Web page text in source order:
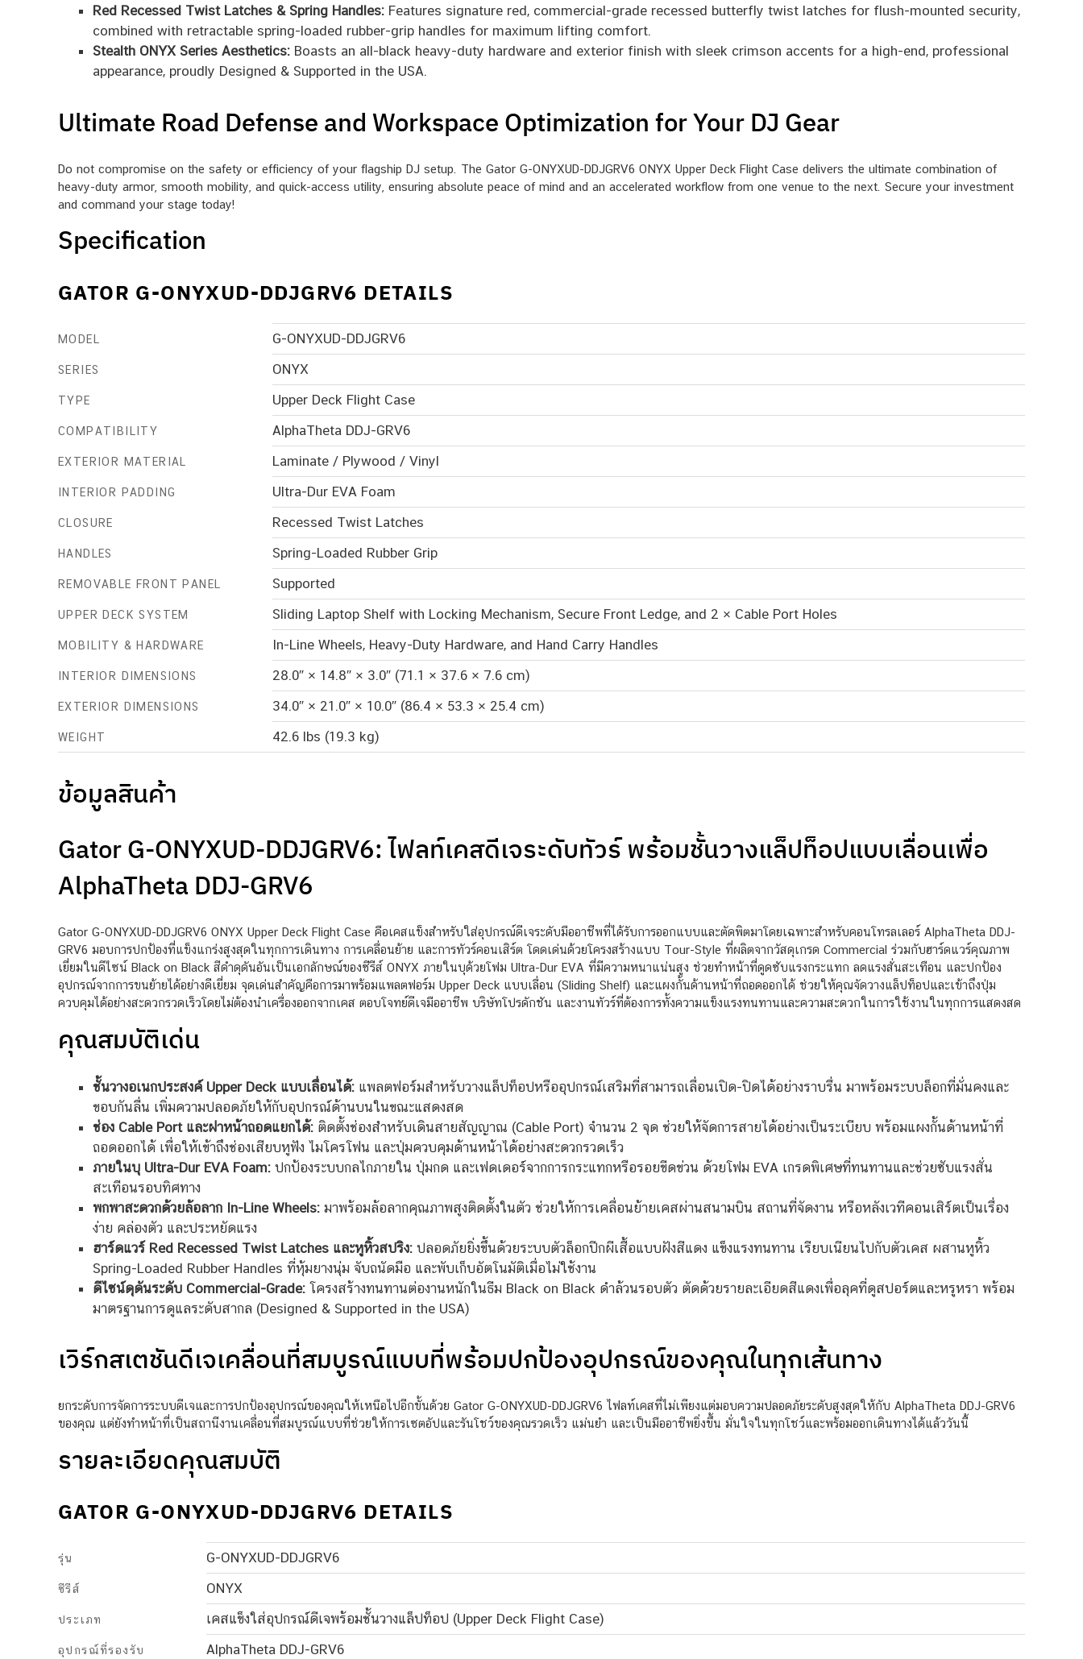
Red Recessed Twist Latches & Spring Handles:Features signature red, commercial-grade recessed butterfly twist latches for flush-mounted security,
combined with retractable spring-loaded rubber-grip handles for maximum lifting comfort.
Stealth ONYX Series Aesthetics:Boasts an all-black heavy-duty hardware and exterior finish with sleek crimson accents for a high-end, professional
appearance, proudly Designed & Supported in the USA.
Ultimate Road Defense and Workspace Optimization for Your DJ Gear
Do not compromise on the safety or efficiency of your flagship DJ setup. The Gator G-ONYXUD-DDJGRV6 ONYX Upper Deck Flight Case delivers the ultimate combination of
heavy-duty armor, smooth mobility, and quick-access utility, ensuring absolute peace of mind and an accelerated workflow from one venue to the next. Secure your investment
and command your stage today!
Specification
GATOR G-ONYXUD-DDJGRV6 DETAILS
MODEL G-ONYXUD-DDJGRV6
SERIES ONYX
TYPE Upper Deck Flight Case
COMPATIBILITY AlphaTheta DDJ-GRV6
EXTERIOR MATERIAL Laminate / Plywood / Vinyl
INTERIOR PADDING Ultra-Dur EVA Foam
CLOSURE Recessed Twist Latches
HANDLES Spring-Loaded Rubber Grip
REMOVABLE FRONT PANEL Supported
UPPER DECK SYSTEM Sliding Laptop Shelf with Locking Mechanism, Secure Front Ledge, and 2 × Cable Port Holes
MOBILITY & HARDWARE In-Line Wheels, Heavy-Duty Hardware, and Hand Carry Handles
INTERIOR DIMENSIONS 28.0″ × 14.8″ × 3.0″ (71.1 × 37.6 × 7.6 cm)
EXTERIOR DIMENSIONS 34.0″ × 21.0″ × 10.0″ (86.4 × 53.3 × 25.4 cm)
WEIGHT 42.6 lbs (19.3 kg)
ข้อมูลสินค้า
Gator G-ONYXUD-DDJGRV6: ไฟลท์เคสดีเจระดับทัวร์ พร้อมชั้นวางแล็ปท็อปแบบเลื่อนเพื่อ
AlphaTheta DDJ-GRV6
Gator G-ONYXUD-DDJGRV6 ONYX Upper Deck Flight Case คือเคสแข็งสำหรับใส่อุปกรณ์ดีเจระดับมืออาชีพที่ได้รับการออกแบบและตัดพิตมาโดยเฉพาะสำหรับคอนโทรลเลอร์ AlphaTheta DDJ-
GRV6 มอบการปกป้องที่แข็งแกร่งสูงสุดในทุกการเดินทาง การเคลื่อนย้าย และการทัวร์คอนเสิร์ต โดดเด่นด้วยโครงสร้างแบบ Tour-Style ที่ผลิตจากวัสดุเกรด Commercial ร่วมกับฮาร์ดแวร์คุณภาพ
เยี่ยมในดีไซน์ Black on Black สีดำดุดันอันเป็นเอกลักษณ์ของซีรีส์ ONYX ภายในบุด้วยโฟม Ultra-Dur EVA ที่มีความหนาแน่นสูง ช่วยทำหน้าที่ดูดซับแรงกระแทก ลดแรงสั่นสะเทือน และปกป้อง
อุปกรณ์จากการขนย้ายได้อย่างดีเยี่ยม จุดเด่นสำคัญคือการมาพร้อมแพลตฟอร์ม Upper Deck แบบเลื่อน (Sliding Shelf) และแผงกั้นด้านหน้าที่ถอดออกได้ ช่วยให้คุณจัดวางแล็ปท็อปและเข้าถึงปุ่ม
ควบคุมได้อย่างสะดวกรวดเร็วโดยไม่ต้องนำเครื่องออกจากเคส ตอบโจทย์ดีเจมืออาชีพ บริษัทโปรดักชัน และงานทัวร์ที่ต้องการทั้งความแข็งแรงทนทานและความสะดวกในการใช้งานในทุกการแสดงสด
คุณสมบัติเด่น
ชั้นวางอเนกประสงค์ Upper Deck แบบเลื่อนได้:แพลตฟอร์มสำหรับวางแล็ปท็อปหรืออุปกรณ์เสริมที่สามารถเลื่อนเปิด-ปิดได้อย่างราบรื่น มาพร้อมระบบล็อกที่มั่นคงและ
ขอบกันลื่น เพิ่มความปลอดภัยให้กับอุปกรณ์ด้านบนในขณะแสดงสด
ช่อง Cable Port และฝาหน้าถอดแยกได้:ติดตั้งช่องสำหรับเดินสายสัญญาณ (Cable Port) จำนวน 2 จุด ช่วยให้จัดการสายได้อย่างเป็นระเบียบ พร้อมแผงกั้นด้านหน้าที่
ถอดออกได้ เพื่อให้เข้าถึงช่องเสียบหูฟัง ไมโครโฟน และปุ่มควบคุมด้านหน้าได้อย่างสะดวกรวดเร็ว
ภายในบุ Ultra-Dur EVA Foam:ปกป้องระบบกลไกภายใน ปุ่มกด และเฟดเดอร์จากการกระแทกหรือรอยขีดข่วน ด้วยโฟม EVA เกรดพิเศษที่ทนทานและช่วยซับแรงสั่น
สะเทือนรอบทิศทาง
พกพาสะดวกด้วยล้อลาก In-Line Wheels:มาพร้อมล้อลากคุณภาพสูงติดตั้งในตัว ช่วยให้การเคลื่อนย้ายเคสผ่านสนามบิน สถานที่จัดงาน หรือหลังเวทีคอนเสิร์ตเป็นเรื่อง
ง่าย คล่องตัว และประหยัดแรง
ฮาร์ดแวร์ Red Recessed Twist Latches และหูหิ้วสปริง:ปลอดภัยยิ่งขึ้นด้วยระบบตัวล็อกปีกผีเสื้อแบบฝังสีแดง แข็งแรงทนทาน เรียบเนียนไปกับตัวเคส ผสานหูหิ้ว
Spring-Loaded Rubber Handles ที่หุ้มยางนุ่ม จับถนัดมือ และพับเก็บอัตโนมัติเมื่อไม่ใช้งาน
ดีไซน์ดุดันระดับ Commercial-Grade:โครงสร้างทนทานต่องานหนักในธีม Black on Black ดำล้วนรอบตัว ตัดด้วยรายละเอียดสีแดงเพื่อลุคที่ดูสปอร์ตและหรูหรา พร้อม
มาตรฐานการดูแลระดับสากล (Designed & Supported in the USA)
เวิร์กสเตชันดีเจเคลื่อนที่สมบูรณ์แบบที่พร้อมปกป้องอุปกรณ์ของคุณในทุกเส้นทาง
ยกระดับการจัดการระบบดีเจและการปกป้องอุปกรณ์ของคุณให้เหนือไปอีกขั้นด้วย Gator G-ONYXUD-DDJGRV6 ไฟลท์เคสที่ไม่เพียงแต่มอบความปลอดภัยระดับสูงสุดให้กับ AlphaTheta DDJ-GRV6
ของคุณ แต่ยังทำหน้าที่เป็นสถานีงานเคลื่อนที่สมบูรณ์แบบที่ช่วยให้การเซตอัปและรันโชว์ของคุณรวดเร็ว แม่นยำ และเป็นมืออาชีพยิ่งขึ้น มั่นใจในทุกโชว์และพร้อมออกเดินทางได้แล้ววันนี้
รายละเอียดคุณสมบัติ
GATOR G-ONYXUD-DDJGRV6 DETAILS
รุ่น G-ONYXUD-DDJGRV6
ซีรีส์ ONYX
ประเภท เคสแข็งใส่อุปกรณ์ดีเจพร้อมชั้นวางแล็ปท็อป (Upper Deck Flight Case)
อุปกรณ์ที่รองรับ AlphaTheta DDJ-GRV6